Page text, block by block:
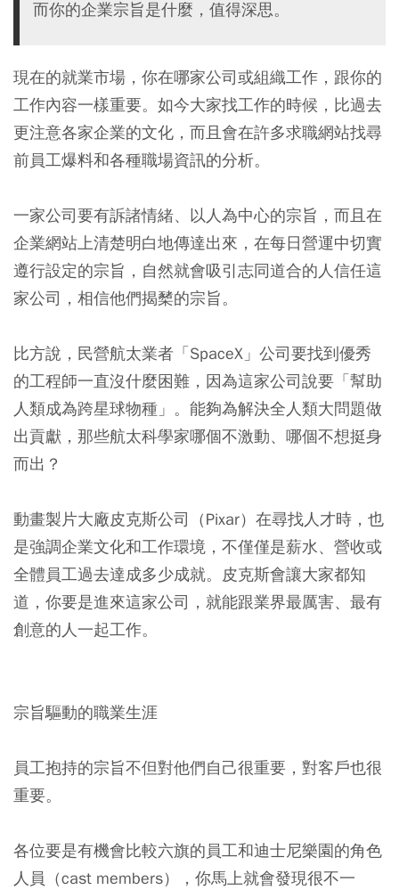
而你的企業宗旨是什麼，值得深思。
現在的就業市場，你在哪家公司或組織工作，跟你的
工作內容一樣重要。如今大家找工作的時候，比過去
更注意各家企業的文化，而且會在許多求職網站找尋
前員工爆料和各種職場資訊的分析。
一家公司要有訴諸情緒、以人為中心的宗旨，而且在
企業網站上清楚明白地傳達出來，在每日營運中切實
遵行設定的宗旨，自然就會吸引志同道合的人信任這
家公司，相信他們揭櫫的宗旨。
比方說，民營航太業者「SpaceX」公司要找到優秀
的工程師一直沒什麼困難，因為這家公司說要「幫助
人類成為跨星球物種」。能夠為解決全人類大問題做
出貢獻，那些航太科學家哪個不激動、哪個不想挺身
而出？
動畫製片大廠皮克斯公司（Pixar）在尋找人才時，也
是強調企業文化和工作環境，不僅僅是薪水、營收或
全體員工過去達成多少成就。皮克斯會讓大家都知
道，你要是進來這家公司，就能跟業界最厲害、最有
創意的人一起工作。
宗旨驅動的職業生涯
員工抱持的宗旨不但對他們自己很重要，對客戶也很
重要。
各位要是有機會比較六旗的員工和迪士尼樂園的角色
人員（cast members），你馬上就會發現很不一